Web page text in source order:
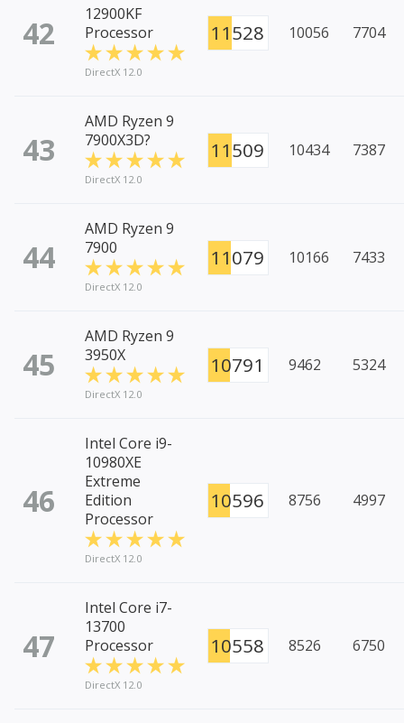
42
12900KF
Processor
DirectX 12.0
11528 10056 7704
43
AMD Ryzen 9
7900X3D?
DirectX 12.0
11509 10434 7387
44
AMD Ryzen 9
7900
DirectX 12.0
11079 10166 7433
45
AMD Ryzen 9
3950X
DirectX 12.0
10791 9462 5324
46
Intel Core i9-
10980XE
Extreme
Edition
Processor
DirectX 12.0
10596 8756 4997
47
Intel Core i7-
13700
Processor
DirectX 12.0
10558 8526 6750